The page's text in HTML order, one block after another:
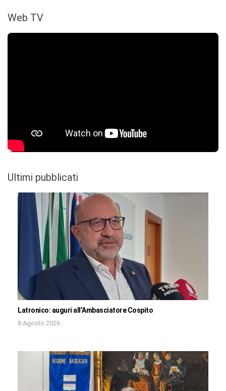
Web TV
Ultimi pubblicati
Latronico: auguri all’Ambasciatore Cospito
8 Agosto 2026